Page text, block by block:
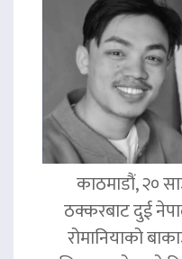
काठमाडौं, २०
ठक्करबाट दुई
रोमानियाको